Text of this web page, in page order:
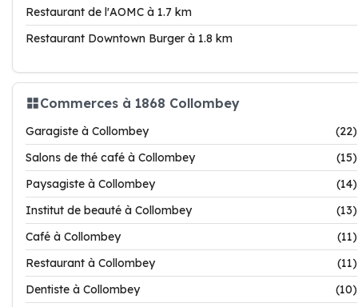
Restaurant de l'AOMC à 1.7 km
Restaurant Downtown Burger à 1.8 km
Commerces à 1868 Collombey
Garagiste à Collombey
(22)
Salons de thé café à Collombey
(15)
Paysagiste à Collombey
(14)
Institut de beauté à Collombey
(13)
Café à Collombey
(11)
Restaurant à Collombey
(11)
Dentiste à Collombey
(10)